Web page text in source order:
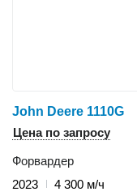
John Deere 1110G
Цена по запросу
Форвардер
2023
4 300 м/ч